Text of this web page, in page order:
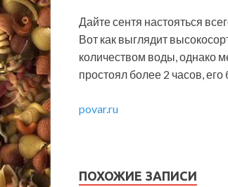
Дайте сентя настояться
Вот как выглядит
количеством воды, однако
простоял более 2 часов,
povar.ru
ПОХОЖИЕ ЗАПИСИ